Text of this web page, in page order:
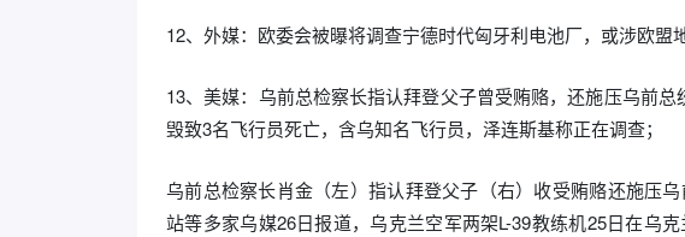
12、外媒：欧委会被曝将调查宁德时代匈牙利电池厂，或涉欧盟
13、美媒：乌前总检察长指认拜登父子曾受贿赂，还施压乌前
毁致3名飞行员死亡，含乌知名飞行员，泽连斯基称正在调查；
乌前总检察长肖金（左）指认拜登父子（右）收受贿赂还施压
站等多家乌媒26日报道，乌克兰空军两架L-39教练机25日在乌